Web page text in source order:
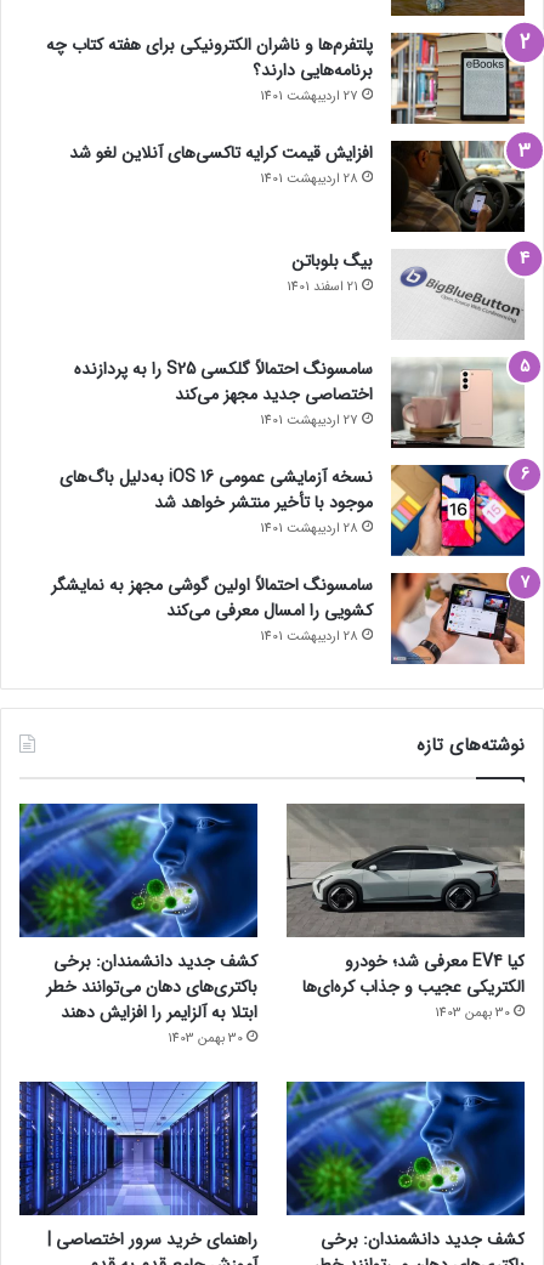
پلتفرم‌ها و ناشران الکترونیکی برای هفته کتاب چه
برنامه‌هایی دارند؟
27 اردیبهشت 1401
افزایش قیمت کرایه تاکسی‌های آنلاین لغو شد
28 اردیبهشت 1401
بیگ بلوباتن
21 اسفند 1401
سامسونگ احتمالاً گلکسی S25 را به پردازنده
اختصاصی جدید مجهز می‌کند
27 اردیبهشت 1401
نسخه آزمایشی عمومی iOS 16 به‌دلیل باگ‌های
موجود با تأخیر منتشر خواهد شد
28 اردیبهشت 1401
سامسونگ احتمالاً اولین گوشی مجهز به نمایشگر
کشویی را امسال معرفی می‌کند
28 اردیبهشت 1401
نوشته‌های تازه
کیا EV4 معرفی شد؛ خودرو
الکتریکی عجیب و جذاب کره‌ای‌ها
30 بهمن 1403
کشف جدید دانشمندان: برخی
باکتری‌های دهان می‌توانند خطر
ابتلا به آلزایمر را افزایش دهند
30 بهمن 1403
کشف جدید دانشمندان: برخی
راهنمای خرید سرور اختصاصی |